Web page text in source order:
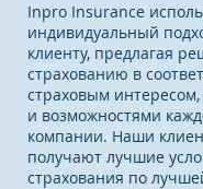
Inpro Insurance
индивидуальный
клиенту, предлагая
страхованию в
страховым
и возможностями
компании. Наши
получают лучшие
страхования по